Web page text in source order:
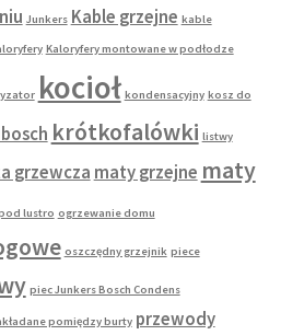
Junkers Kable grzejne kable
Kaloryfery montowane w podłodze
kocioł kondensacyjny kosz do
krótkofalówki listwy
grzewcza maty grzejne maty
lustro ogrzewanie domu
oszczędny grzejnik piece
piec Junkers Bosch Condens
pomiędzy burty przewody